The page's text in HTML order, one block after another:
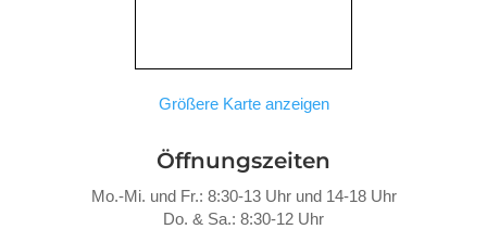
Größere Karte anzeigen
Öffnungszeiten
Mo.-Mi. und Fr.: 8:30-13 Uhr und 14-18 Uhr
Do. & Sa.: 8:30-12 Uhr